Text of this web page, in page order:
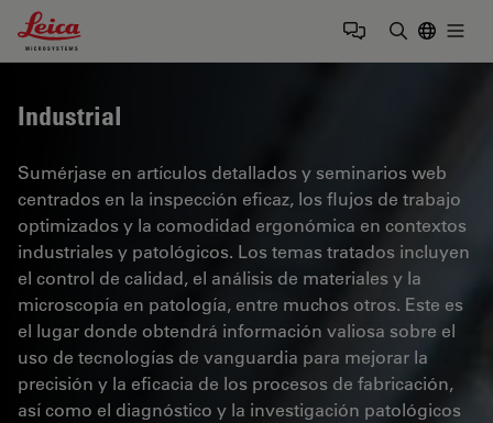
Leica Microsystems Logo
Industrial
Sumérjase en artículos detallados y seminarios web
centrados en la inspección eficaz, los flujos de trabajo
optimizados y la comodidad ergonómica en contextos
industriales y patológicos. Los temas tratados incluyen
el control de calidad, el análisis de materiales y la
microscopía en patología, entre muchos otros. Este es
el lugar donde obtendrá información valiosa sobre el
uso de tecnologías de vanguardia para mejorar la
precisión y la eficacia de los procesos de fabricación,
así como el diagnóstico y la investigación patológicos